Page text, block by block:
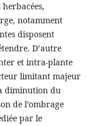
notamment
disposent
D’autre
et intra-plante
limitant majeur
diminution du
de l’ombrage
par le